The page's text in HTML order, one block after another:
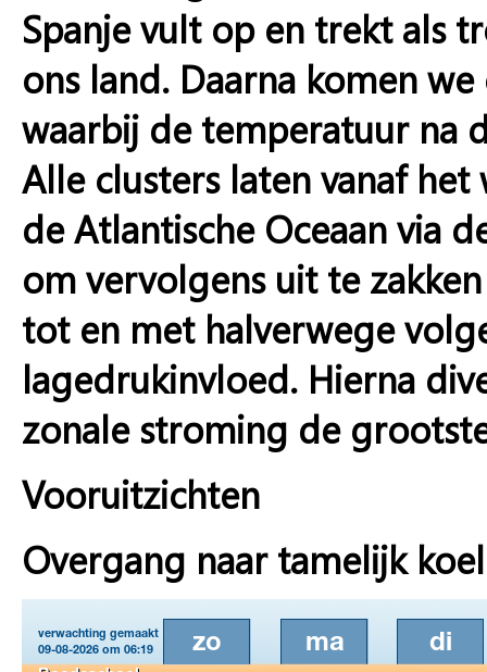
Spanje vult op en trekt als
ons land. Daarna komen
waarbij de temperatuur na
Alle clusters laten vanaf
de Atlantische Oceaan via
om vervolgens uit te
tot en met halverwege
lagedrukinvloed. Hierna
zonale stroming de
Vooruitzichten
Overgang naar tamelijk